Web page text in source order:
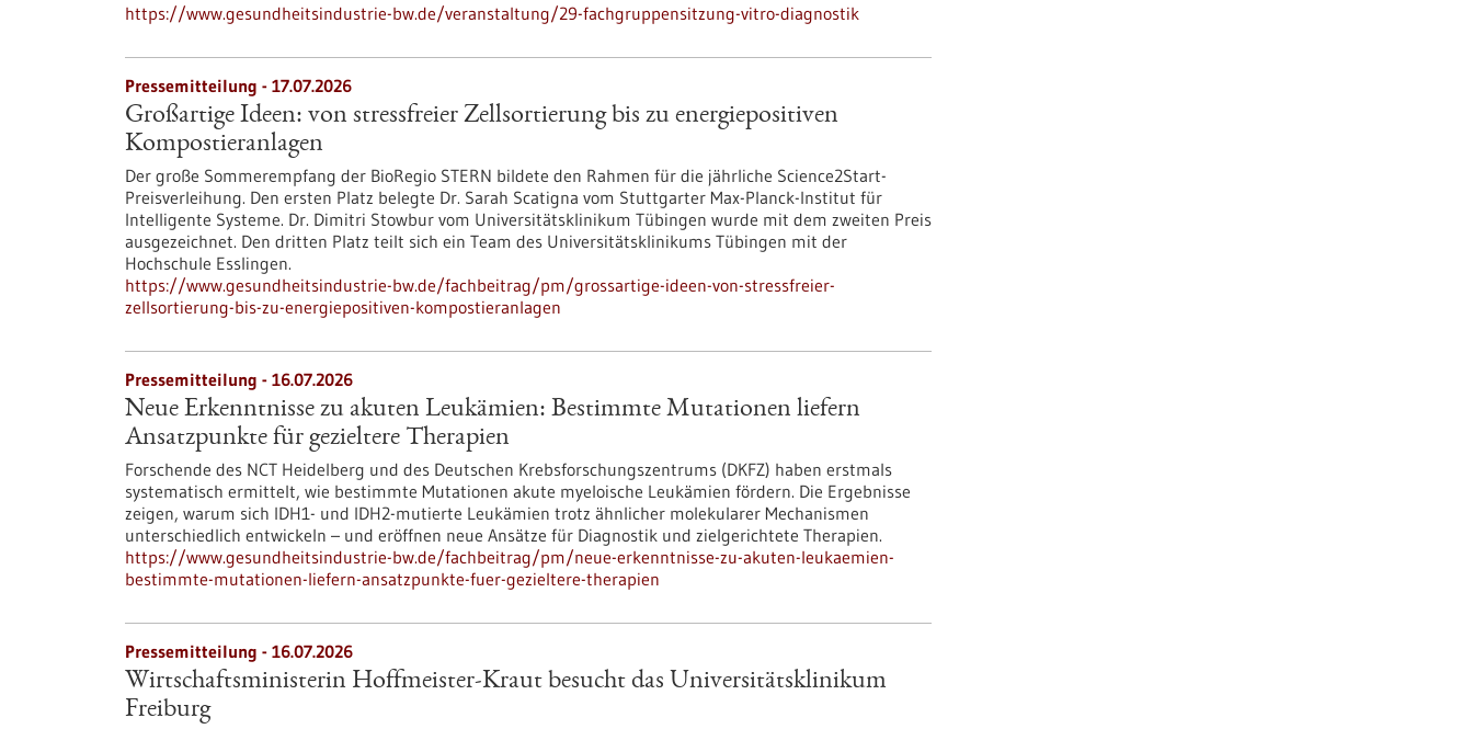
https://www.gesundheitsindustrie-bw.de/veranstaltung/29-fachgruppensitzung-vitro-diagnostik
Pressemitteilung - 17.07.2026
Großartige Ideen: von stressfreier Zellsortierung bis zu energiepositiven
Kompostieranlagen
Der große Sommerempfang der BioRegio STERN bildete den Rahmen für die jährliche Science2Start-
Preisverleihung. Den ersten Platz belegte Dr. Sarah Scatigna vom Stuttgarter Max-Planck-Institut für
Intelligente Systeme. Dr. Dimitri Stowbur vom Universitätsklinikum Tübingen wurde mit dem zweiten Preis
ausgezeichnet. Den dritten Platz teilt sich ein Team des Universitätsklinikums Tübingen mit der
Hochschule Esslingen.
https://www.gesundheitsindustrie-bw.de/fachbeitrag/pm/grossartige-ideen-von-stressfreier-
zellsortierung-bis-zu-energiepositiven-kompostieranlagen
Pressemitteilung - 16.07.2026
Neue Erkenntnisse zu akuten Leukämien: Bestimmte Mutationen liefern
Ansatzpunkte für gezieltere Therapien
Forschende des NCT Heidelberg und des Deutschen Krebsforschungszentrums (DKFZ) haben erstmals
systematisch ermittelt, wie bestimmte Mutationen akute myeloische Leukämien fördern. Die Ergebnisse
zeigen, warum sich IDH1- und IDH2-mutierte Leukämien trotz ähnlicher molekularer Mechanismen
unterschiedlich entwickeln – und eröffnen neue Ansätze für Diagnostik und zielgerichtete Therapien.
https://www.gesundheitsindustrie-bw.de/fachbeitrag/pm/neue-erkenntnisse-zu-akuten-leukaemien-
bestimmte-mutationen-liefern-ansatzpunkte-fuer-gezieltere-therapien
Pressemitteilung - 16.07.2026
Wirtschaftsministerin Hoffmeister-Kraut besucht das Universitätsklinikum
Freiburg